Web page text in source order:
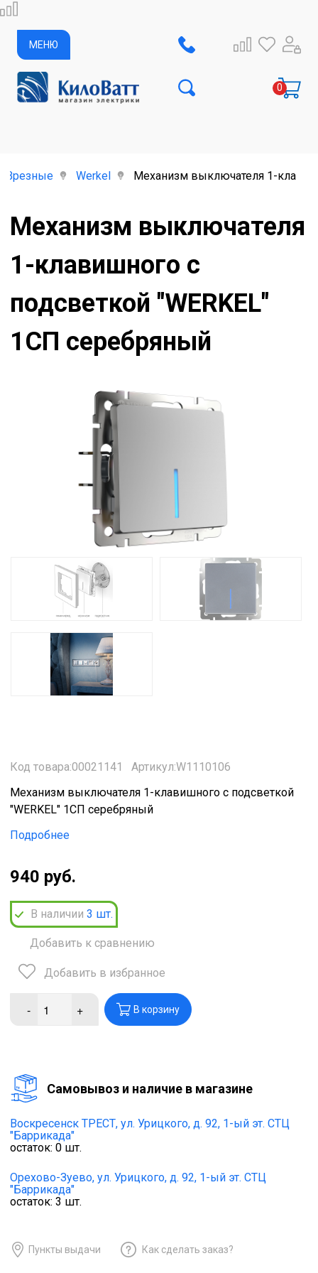
МЕНЮ
Врезные Werkel Механизм выключателя 1-
Механизм выключателя
1-клавишного с
подсветкой "WERKEL"
1СП серебряный
Код товара:00021141
Артикул:W1110106
Механизм выключателя 1-клавишного с подсветкой
"WERKEL" 1СП серебряный
Подробнее
940 руб.
В наличии 3 шт.
Добавить к сравнению
Добавить в избранное
- + В корзину
Cамовывоз и наличие в магазине
Воскресенск ТРЕСТ, ул. Урицкого, д. 92, 1-ый эт. СТЦ
"Баррикада"
остаток: 0 шт.
Орехово-Зуево, ул. Урицкого, д. 92, 1-ый эт. СТЦ
"Баррикада"
остаток: 3 шт.
Пункты выдачи Как сделать заказ?